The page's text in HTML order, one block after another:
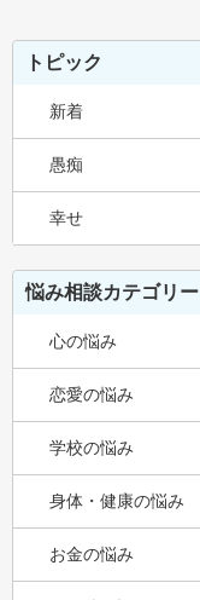
トピック
新着
愚痴
幸せ
悩み相談カテゴリー
心の悩み
恋愛の悩み
学校の悩み
身体・健康の悩み
お金の悩み